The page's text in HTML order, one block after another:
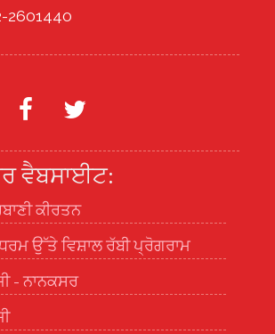
2601440
ਵੈਬਸਾਈਟ:
ਕੀਰਤਨ
ਉੱਤੇ ਵਿਸ਼ਾਲ ਰੱਬੀ ਪ੍ਰੋਗਰਾਮ
- ਨਾਨਕਸਰ